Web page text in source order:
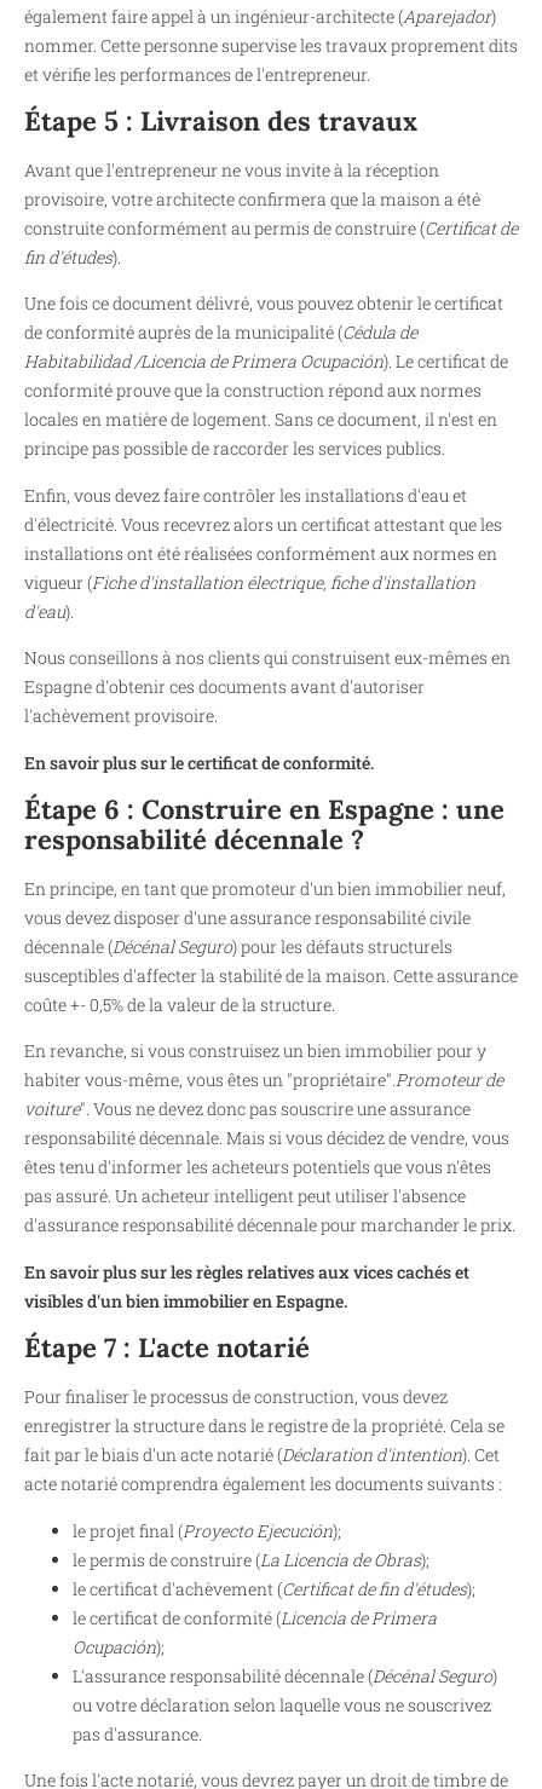
également faire appel à un ingénieur-architecte (Aparejador)
nommer. Cette personne supervise les travaux proprement dits
et vérifie les performances de l'entrepreneur.
Étape 5 : Livraison des travaux
Avant que l'entrepreneur ne vous invite à la réception
provisoire, votre architecte confirmera que la maison a été
construite conformément au permis de construire (Certificat de
fin d'études).
Une fois ce document délivré, vous pouvez obtenir le certificat
de conformité auprès de la municipalité (Cédula de
Habitabilidad /Licencia de Primera Ocupación). Le certificat de
conformité prouve que la construction répond aux normes
locales en matière de logement. Sans ce document, il n'est en
principe pas possible de raccorder les services publics.
Enfin, vous devez faire contrôler les installations d'eau et
d'électricité. Vous recevrez alors un certificat attestant que les
installations ont été réalisées conformément aux normes en
vigueur (Fiche d'installation électrique, fiche d'installation
d'eau).
Nous conseillons à nos clients qui construisent eux-mêmes en
Espagne d'obtenir ces documents avant d'autoriser
l'achèvement provisoire.
En savoir plus sur le certificat de conformité.
Étape 6 : Construire en Espagne : une
responsabilité décennale ?
En principe, en tant que promoteur d'un bien immobilier neuf,
vous devez disposer d'une assurance responsabilité civile
décennale (Décénal Seguro) pour les défauts structurels
susceptibles d'affecter la stabilité de la maison. Cette assurance
coûte +- 0,5% de la valeur de la structure.
En revanche, si vous construisez un bien immobilier pour y
habiter vous-même, vous êtes un "propriétaire".Promoteur de
voiture". Vous ne devez donc pas souscrire une assurance
responsabilité décennale. Mais si vous décidez de vendre, vous
êtes tenu d'informer les acheteurs potentiels que vous n'êtes
pas assuré. Un acheteur intelligent peut utiliser l'absence
d'assurance responsabilité décennale pour marchander le prix.
En savoir plus sur les règles relatives aux vices cachés et
visibles d'un bien immobilier en Espagne.
Étape 7 : L'acte notarié
Pour finaliser le processus de construction, vous devez
enregistrer la structure dans le registre de la propriété. Cela se
fait par le biais d'un acte notarié (Déclaration d'intention). Cet
acte notarié comprendra également les documents suivants :
le projet final (Proyecto Ejecución);
le permis de construire (La Licencia de Obras);
le certificat d'achèvement (Certificat de fin d'études);
le certificat de conformité (Licencia de Primera
Ocupación);
L'assurance responsabilité décennale (Décénal Seguro)
ou votre déclaration selon laquelle vous ne souscrivez
pas d'assurance.
Une fois l'acte notarié, vous devrez payer un droit de timbre de